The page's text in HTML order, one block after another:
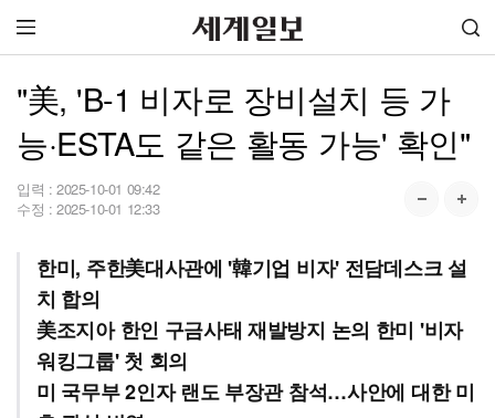
"美, 'B-1 비자로 장비설치 등 가
능·ESTA도 같은 활동 가능' 확인"
입력 : 2025-10-01 09:42
수정 : 2025-10-01 12:33
한미, 주한美대사관에 '韓기업 비자' 전담데스크 설
치 합의
美조지아 한인 구금사태 재발방지 논의 한미 '비자
워킹그룹' 첫 회의
미 국무부 2인자 랜도 부장관 참석…사안에 대한 미